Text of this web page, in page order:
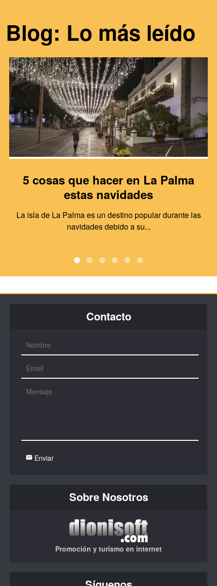
Blog: Lo más leído
5 cosas que hacer en La Palma
estas navidades
La isla de La Palma es un destino popular durante las
navidades debido a su...
Contacto
Enviar
Sobre Nosotros
Promoción y turismo en internet